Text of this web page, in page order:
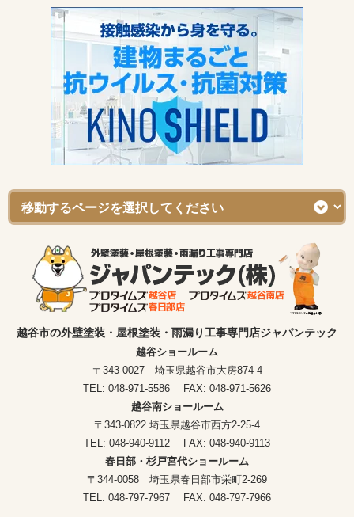
越谷市の外壁塗装・屋根塗装・雨漏り工事専門店ジャパンテック
越谷ショールーム
〒343-0027 埼玉県越谷市大房874-4
TEL: 048-971-5586 FAX: 048-971-5626
越谷南ショールーム
〒343-0822 埼玉県越谷市西方2-25-4
TEL: 048-940-9112 FAX: 048-940-9113
春日部・杉戸宮代ショールーム
〒344-0058 埼玉県春日部市栄町2-269
TEL: 048-797-7967 FAX: 048-797-7966